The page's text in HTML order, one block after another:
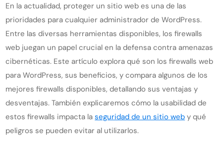
En la actualidad, proteger un sitio web es una de las
prioridades para cualquier administrador de WordPress.
Entre las diversas herramientas disponibles, los firewalls
web juegan un papel crucial en la defensa contra amenazas
cibernéticas. Este artículo explora qué son los firewalls web
para WordPress, sus beneficios, y compara algunos de los
mejores firewalls disponibles, detallando sus ventajas y
desventajas. También explicaremos cómo la usabilidad de
estos firewalls impacta laseguridad de un sitio web y qué
peligros se pueden evitar al utilizarlos.